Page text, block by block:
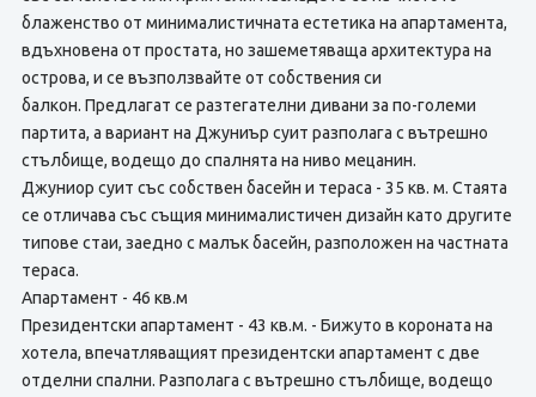
блаженство от минималистичната естетика на апартамента,
вдъхновена от простата, но зашеметяваща архитектура на
острова, и се възползвайте от собствения си
балкон. Предлагат се разтегателни дивани за по-големи
партита, а вариант на Джуниър суит разполага с вътрешно
стълбище, водещо до спалнята на ниво мецанин.
Джуниор суит със собствен басейн и тераса - 35 кв. м. Стаята
се отличава със същия минималистичен дизайн като другите
типове стаи, заедно с малък басейн, разположен на частната
тераса.
Апартамент - 46 кв.м
Президентски апартамент - 43 кв.м. - Бижуто в короната на
хотела, впечатляващият президентски апартамент с две
отделни спални. Разполага с вътрешно стълбище, водещо